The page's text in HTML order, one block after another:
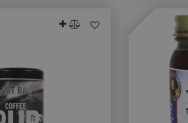
users
each
visitor,
after 2
website
.bbqkopen.nl
This
cookie
update